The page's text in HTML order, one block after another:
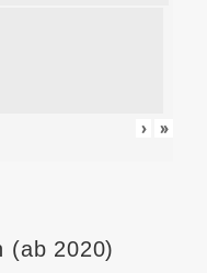
› »
(ab 2020)